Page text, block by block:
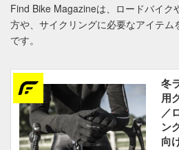
Find Bike Magazineは、ロードバイク
方や、サイクリングに必要なアイテ
です。
冬
用
／
ン
向